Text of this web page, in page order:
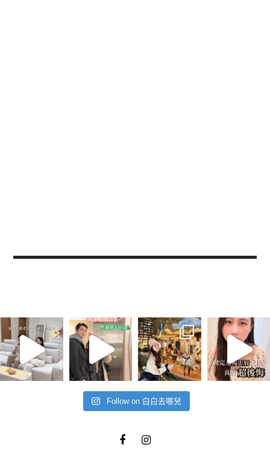
Follow on 白白去哪兒